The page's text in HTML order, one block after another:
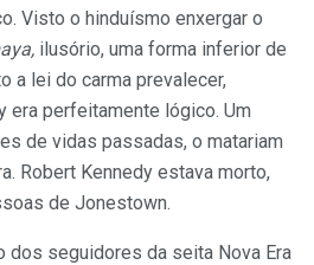
Visto o hinduísmo enxergar o
ilusório, uma forma inferior de
a lei do carma prevalecer,
era perfeitamente lógico. Um
de vidas passadas, o matariam
Robert Kennedy estava morto,
de Jonestown.
dos seguidores da seita Nova Era